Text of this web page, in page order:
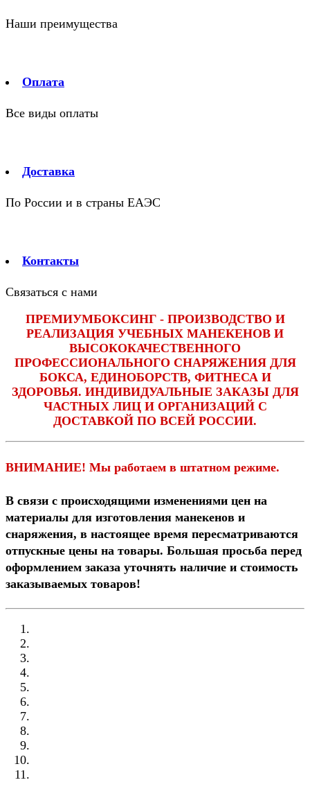
Наши преимущества
Оплата
Все виды оплаты
Доставка
По России и в страны ЕАЭС
Контакты
Связаться с нами
ПРЕМИУМБОКСИНГ - ПРОИЗВОДСТВО И
РЕАЛИЗАЦИЯ УЧЕБНЫХ МАНЕКЕНОВ И
ВЫСОКОКАЧЕСТВЕННОГО
ПРОФЕССИОНАЛЬНОГО СНАРЯЖЕНИЯ ДЛЯ
БОКСА, ЕДИНОБОРСТВ, ФИТНЕСА И
ЗДОРОВЬЯ. ИНДИВИДУАЛЬНЫЕ ЗАКАЗЫ ДЛЯ
ЧАСТНЫХ ЛИЦ И ОРГАНИЗАЦИЙ С
ДОСТАВКОЙ ПО ВСЕЙ РОССИИ.
ВНИМАНИЕ! Мы работаем в штатном режиме.
В связи c происходящими изменениями цен на
материалы для изготовления манекенов и
снаряжения, в настоящее время пересматриваются
отпускные цены на товары. Большая просьба перед
оформлением заказа уточнять наличие и стоимость
заказываемых товаров!